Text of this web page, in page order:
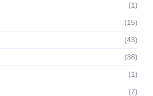
(1)
(15)
(43)
(38)
(1)
(7)